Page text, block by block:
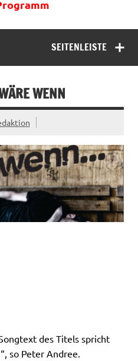
SEITENLEISTE
WENN
des Titels spricht
so Peter Andree.